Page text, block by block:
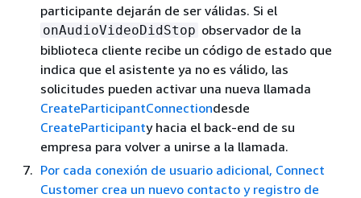
participante dejarán de ser válidas. Si el
onAudioVideoDidStop observador de la
biblioteca cliente recibe un código de estado que
indica que el asistente ya no es válido, las
solicitudes pueden activar una nueva llamada
CreateParticipantConnectiondesde
CreateParticipanty hacia el back-end de su
empresa para volver a unirse a la llamada.
Por cada conexión de usuario adicional, Connect
Customer crea un nuevo contacto y registro de